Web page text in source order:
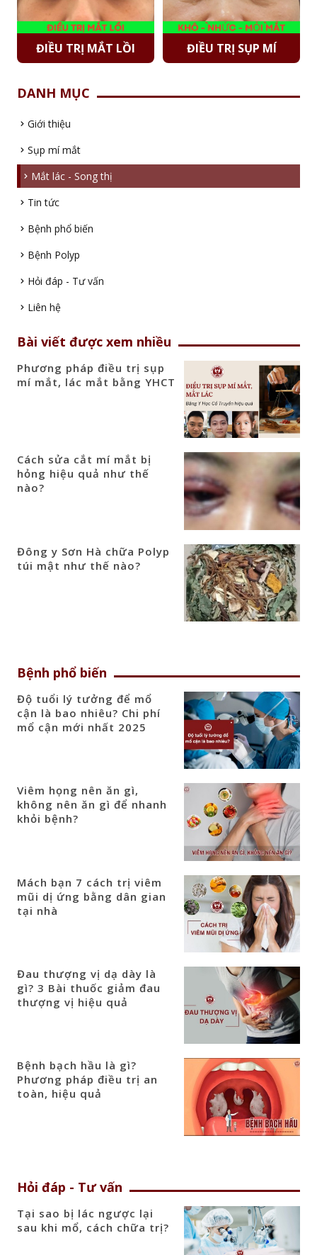
ĐIỀU TRỊ MẮT LỒI ĐIỀU TRỊ SỤP MÍ
DANH MỤC
Giới thiệu
Sụp mí mắt
Mắt lác - Song thị
Tin tức
Bệnh phổ biến
Bệnh Polyp
Hỏi đáp - Tư vấn
Liên hệ
Bài viết được xem nhiều
Phương pháp điều trị sụp
mí mắt, lác mắt bằng YHCT
Cách sửa cắt mí mắt bị
hỏng hiệu quả như thế
nào?
Đông y Sơn Hà chữa Polyp
túi mật như thế nào?
Bệnh phổ biến
Độ tuổi lý tưởng để mổ
cận là bao nhiêu? Chi phí
mổ cận mới nhất 2025
Viêm họng nên ăn gì,
không nên ăn gì để nhanh
khỏi bệnh?
Mách bạn 7 cách trị viêm
mũi dị ứng bằng dân gian
tại nhà
Đau thượng vị dạ dày là
gì? 3 Bài thuốc giảm đau
thượng vị hiệu quả
Bệnh bạch hầu là gì?
Phương pháp điều trị an
toàn, hiệu quả
Hỏi đáp - Tư vấn
Tại sao bị lác ngược lại
sau khi mổ, cách chữa trị?